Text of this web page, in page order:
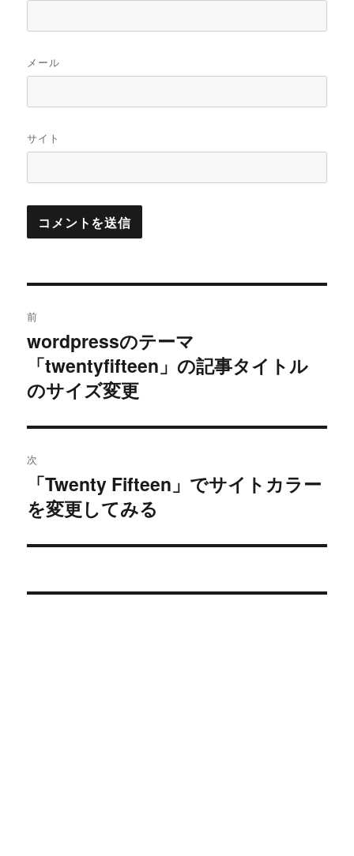
メール
サイト
稿
ナ
ビ
ゲ
ー
シ
前
過
去
の
稿:
wordpressのテーマ
「twentyfifteen」の記事タイトル
のサイズ変更
次
次
の
稿:
「Twenty Fifteen」でサイトカラー
を変更してみる